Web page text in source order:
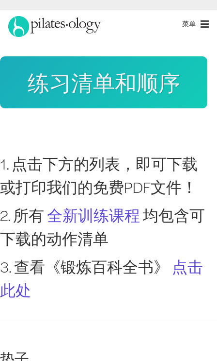
菜单
练习清单和顺序
1. 点击下方的列表，即可下载
或打印我们的免费PDF文件！
2. 所有全新训练课程均包含可
下载的动作清单
3. 查看《锻炼百科全书》 点击
此处